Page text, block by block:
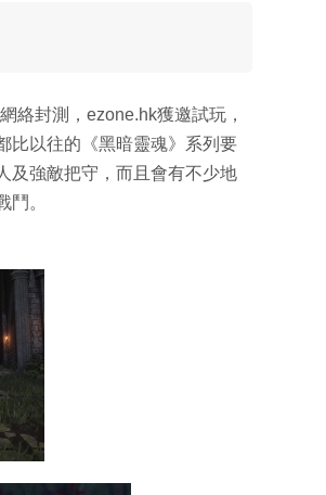
絡封測，ezone.hk獲邀試玩，
比以往的《黑暗靈魂》系列要
及強敵把守，而且會有不少地
。